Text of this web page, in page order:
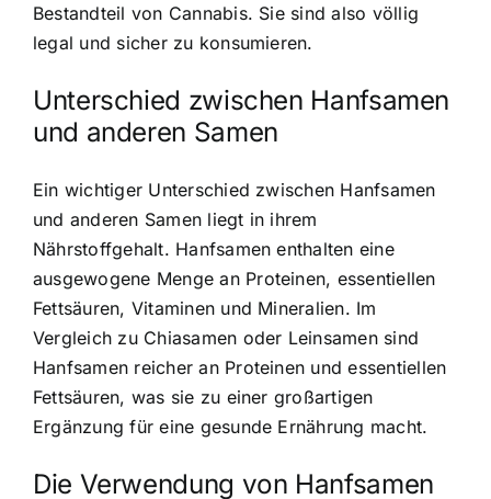
Bestandteil von Cannabis. Sie sind also völlig
legal und sicher zu konsumieren.
Unterschied zwischen Hanfsamen
und anderen Samen
Ein wichtiger Unterschied zwischen Hanfsamen
und anderen Samen liegt in ihrem
Nährstoffgehalt. Hanfsamen enthalten eine
ausgewogene Menge an Proteinen, essentiellen
Fettsäuren, Vitaminen und Mineralien. Im
Vergleich zu Chiasamen oder Leinsamen sind
Hanfsamen reicher an Proteinen und essentiellen
Fettsäuren, was sie zu einer großartigen
Ergänzung für eine gesunde Ernährung macht.
Die Verwendung von Hanfsamen